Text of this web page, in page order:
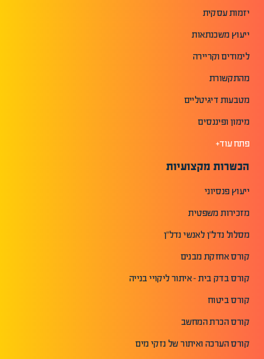
יזמות עסקית
ייעוץ משכנתאות
לימודים וקריירה
מהתקשורת
מטבעות דיגיטליים
מימון ופיננסים
פתח עוד+
הכשרות מקצועיות
ייעוץ פנסיוני
מזכירות משפטית
מסלול נדל"ן לאנשי נדל"ן
קורס אחזקת מבנים
קורס בדק בית - איתור ליקויי בנייה
קורס ביטוח
קורס הכרת המחשב
קורס הערכה ואיתור של נזקי מים